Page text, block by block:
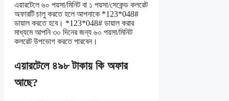
এয়ারটেলে ৬০ পয়সা/মিনিট বা ১ পয়সা/সেকেন্ড কলরেট
অফারটি চালু করতে হলে আপনাকে *123*048#
ডায়াল করতে হবে। *123*048# ডায়াল করার
মাধ্যমে আপনি ৩০ দিনের জন্য ৬০ পয়সা/মিনিট
কলরেট উপভোগ করতে পারবেন।
এয়ারটেলে ৪৯৮ টাকায় কি অফার
আছে?